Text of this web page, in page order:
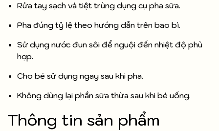
Rửa tay sạch và tiệt trùng dụng cụ pha sữa.
Pha đúng tỷ lệ theo hướng dẫn trên bao bì.
Sử dụng nước đun sôi để nguội đến nhiệt độ phù
hợp.
Cho bé sử dụng ngay sau khi pha.
Không dùng lại phần sữa thừa sau khi bé uống.
Thông tin sản phẩm